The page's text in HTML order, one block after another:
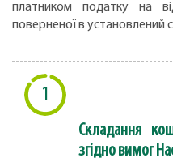
платником податку на
поверненої в установлений
1
Складання
згідно вимог